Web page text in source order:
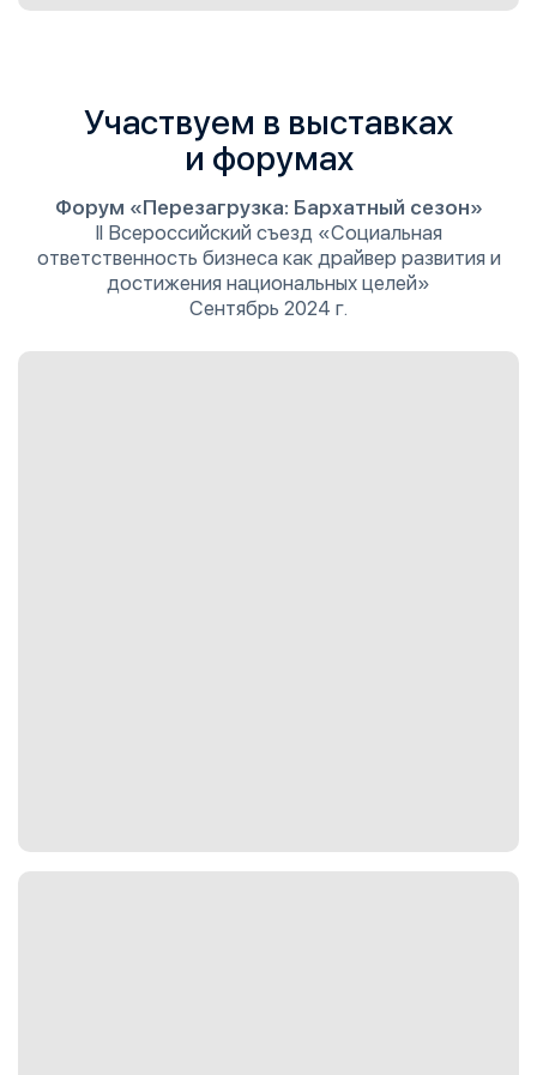
Участвуем в выставках
и форумах
Форум «Перезагрузка: Бархатный сезон»
II Всероссийский съезд «Социальная
ответственность бизнеса как драйвер развития и
достижения национальных целей»
Сентябрь 2024 г.